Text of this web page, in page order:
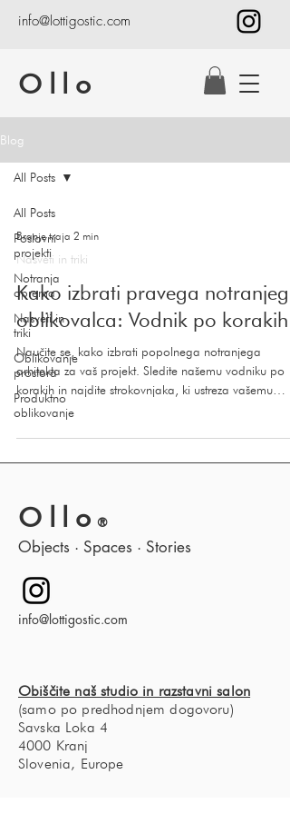
Ollo
info@lottigostic.com
Blog
All Posts
Poslovni
projekti
Notranja
oprema
Nasveti in
triki
Oblikovanje
prostora
Produktno
oblikovanje
All Posts
Branje traja 2 min
Nasveti in triki
Kako izbrati pravega notranjega
oblikovalca: Vodnik po korakih
Naučite se, kako izbrati popolnega notranjega
arhitekta za vaš projekt. Sledite našemu vodniku po
korakih in najdite strokovnjaka, ki ustreza vašemu
slogu, proračunu in viziji.
Ollo ®
Objects · Spaces · Stories
info@lottigostic.com
Obiščite naš studio in razstavni salon
(samo po predhodnjem dogovoru)
Savska Loka 4
4000 Kranj
Slovenia, Europe